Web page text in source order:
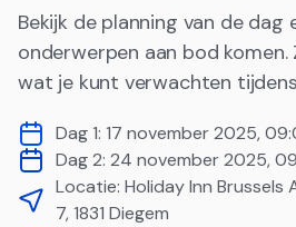
Bekijk de planning van de dag
onderwerpen aan bod
wat je kunt verwachten
Dag 1:17 november 2025,
Dag 2:24 november 2025,
Locatie:Holiday Inn
7, 1831 Diegem